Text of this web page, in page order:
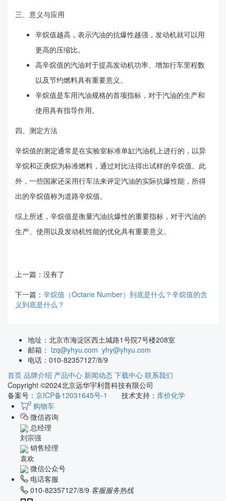
三、意义与应用
辛烷值越高，表示汽油的抗爆性越强，发动机就可以用
更高的压缩比。
高辛烷值的汽油对于提高发动机功率、增加行车里程数
以及节约燃料具有重要意义。
辛烷值是车用汽油规格的首项指标，对于汽油的生产和
使用具有指导作用。
四、测定方法
辛烷值的测定通常是在实验室标准单缸汽油机上进行的，以异
辛烷和正庚烷为标准燃料，通过对比法得出试样的辛烷值。此
外，一些国家还采用行车法来评定汽油的实际抗爆性能，所得
出的辛烷值称为道路辛烷值。
综上所述，辛烷值是衡量汽油抗爆性的重要指标，对于汽油的
生产、使用以及发动机性能的优化具有重要意义。
上一篇：没有了
下一篇： 辛烷值（Octane Number）到底是什么？辛烷值的含
义到底是什么？
地址： 北京市海淀区西土城路1号院7号楼208室
邮箱： lzq@yhyu.com yhy@yhyu.com
电话： 010-82357127/8/9
首页 品牌介绍 产品中心 新闻动态 下载中心 联系我们
Copyright ©2024北京远华宇利普科技有限公司
备案号： 京ICP备12031645号-1 技术支持： 库价化学
0 购物车
微信咨询
总经理
刘宗强
销售经理
袁欢
微信公众号
电话客服
010-82357127/8/9 客服服务热线